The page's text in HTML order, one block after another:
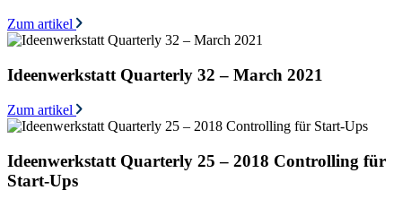
Zum artikel
Ideenwerkstatt Quarterly 32 – March 2021
Zum artikel
Ideenwerkstatt Quarterly 25 – 2018 Controlling für
Start-Ups